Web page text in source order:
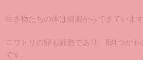
生き物たちの体は細胞からできています
ニワトリの卵も細胞であり、卵1つが
です。